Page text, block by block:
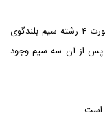
بیشتر هدفون‌ها دارای کنترل ولوم هستند. در این صورت ۴ رشته سیم بلندگوی
پس از آن سه سیم وجود
است.